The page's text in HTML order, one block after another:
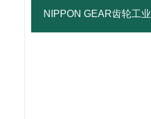
NIPPON GEAR齿轮工业